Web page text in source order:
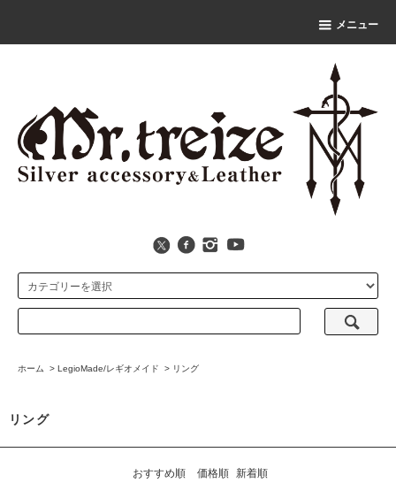
メニュー
ホーム > LegioMade/レギオメイド > リング
リング
おすすめ順 価格順 新着順